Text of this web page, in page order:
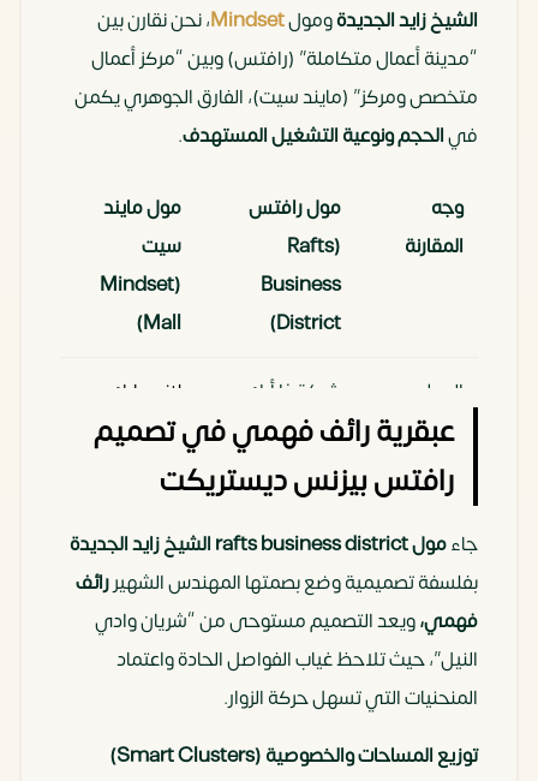
الشيخ زايد الجديدةومولMindset، نحن نقارن بين
“مدينة أعمال متكاملة” (رافتس) وبين “مركز أعمال
متخصص ومركز” (مايند سيت)،الفارق الجوهري يكمن
فيالحجمونوعية التشغيل المستهدف.
وجه
المقارنة
مول رافتس
(Rafts
Business
District)
مول مايند
سيت
(Mindset
Mall)
المطور
العقاري
شركة ذا أرك
(The Ark
Development)
لاند مارك
صبور للتطوير
العقاري
الموقع
الاستراتيجي
مباشر على وصلة
دهشور (واجهة
800 متر)
في قلب
منطقة
الخدمات بزايد
الجديدة
عبقرية رائف فهمي في تصميم
رافتس بيزنس ديستريكت
جاءمول rafts business district الشيخ زايد الجديدة
بفلسفة تصميمية وضع بصمتها المهندس الشهيررائف
فهمي،ويعد التصميم مستوحى من “شريان وادي
النيل”، حيث تلاحظ غياب الفواصل الحادة واعتماد
المنحنيات التي تسهل حركة الزوار.
توزيع المساحات والخصوصية (Smart Clusters)